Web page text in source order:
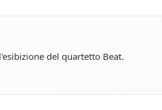
del quartetto Beat.